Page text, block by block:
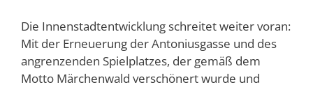
Die Innenstadtentwicklung schreitet weiter voran:
Mit der Erneuerung der Antoniusgasse und des
angrenzenden Spielplatzes, der gemäß dem
Motto Märchenwald verschönert wurde und